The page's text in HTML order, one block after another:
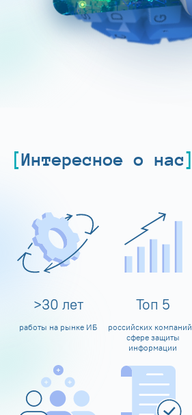
Интересное о нас
>30 лет
работы на рынке ИБ
Топ 5
российских
сфере защиты
информации